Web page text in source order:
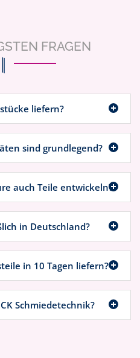
FRAGEN
liefern?
sind grundlegend?
auch Teile entwickeln?
in Deutschland?
in 10 Tagen liefern?
Schmiedetechnik?